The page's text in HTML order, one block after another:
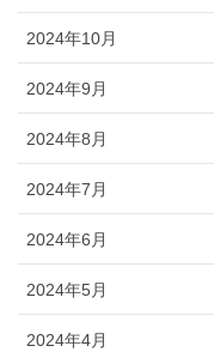
2024年10月
2024年9月
2024年8月
2024年7月
2024年6月
2024年5月
2024年4月